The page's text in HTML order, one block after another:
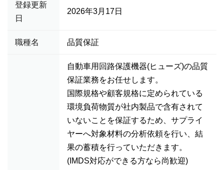
登録更新
日
2026年3月17日
職種名 品質保証
自動車用回路保護機器(ヒューズ)の品質
保証業務をお任せします。
国際規格や顧客規格に定められている
環境負荷物質が社内製品で含有されて
いないことを保証するため、サプライ
ヤーへ対象材料の分析依頼を行い、結
果の蓄積を行っていただきます。
(IMDS対応ができる方なら尚歓迎)